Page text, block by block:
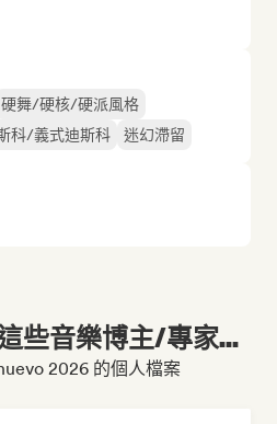
硬舞/硬核/硬派風格
科/義式迪斯科 迷幻滯留
些音樂博主/專家...
2026 的個人檔案